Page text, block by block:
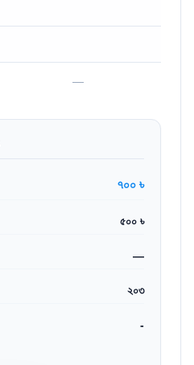
—
৭০০ ৳
৫০০ ৳
—
২০৩
-